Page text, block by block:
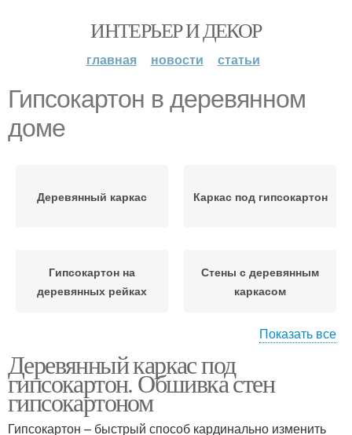
ИНТЕРЬЕР И ДЕКОР
главная новости статьи
Гипсокартон в деревянном
доме
Деревянный каркас Каркас под гипсокартон
Гипсокартон на
деревянных рейках
Стены с деревянным
каркасом
Гипсокартон на
деревянные стены
Показать все
Деревянный каркас под
гипсокартон. Обшивка стен
гипсокартоном
Гипсокартон – быстрый способ кардинально изменить